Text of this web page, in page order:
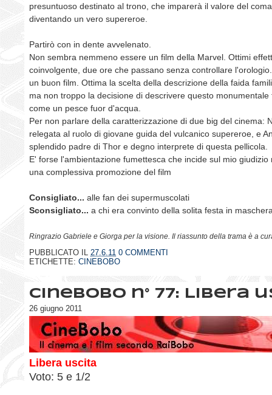
presuntuoso destinato al trono, che imparerà il valore del
diventando un vero supereroe.
Partirò con in dente avvelenato.
Non sembra nemmeno essere un film della Marvel. Ottimi
coinvolgente, due ore che passano senza controllare
un buon film. Ottima la scelta della descrizione della faida
ma non troppo la decisione di descrivere questo monumentale
come un pesce fuor d'acqua.
Per non parlare della caratterizzazione di due big del cinema:
relegata al ruolo di giovane guida del vulcanico supereroe, e
splendido padre di Thor e degno interprete di questa pellicola.
E' forse l'ambientazione fumettesca che incide sul mio giudizio
una complessiva promozione del film
Consigliato... alle fan dei supermuscolati
Sconsigliato... a chi era convinto della solita festa in
Ringrazio Gabriele e Giorga per la visione. Il riassunto della trama è a
PUBBLICATO IL 27.6.11 0 COMMENTI
ETICHETTE: CINEBOBO
CineBobo n° 77: Libera
26 giugno 2011
Libera uscita
Voto: 5 e 1/2